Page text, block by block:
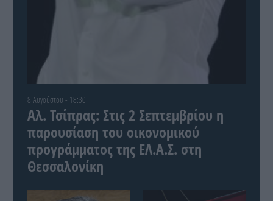
8 Αυγούστου - 18:30
Αλ. Τσίπρας: Στις 2 Σεπτεμβρίου η
παρουσίαση του οικονομικού
προγράμματος της ΕΛ.Α.Σ. στη
Θεσσαλονίκη